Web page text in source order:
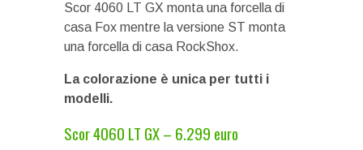
Scor 4060 LT GX monta una forcella di
casa Fox mentre la versione ST monta
una forcella di casa RockShox.
La colorazione è unica per tutti i
modelli.
Scor 4060 LT GX – 6.299 euro